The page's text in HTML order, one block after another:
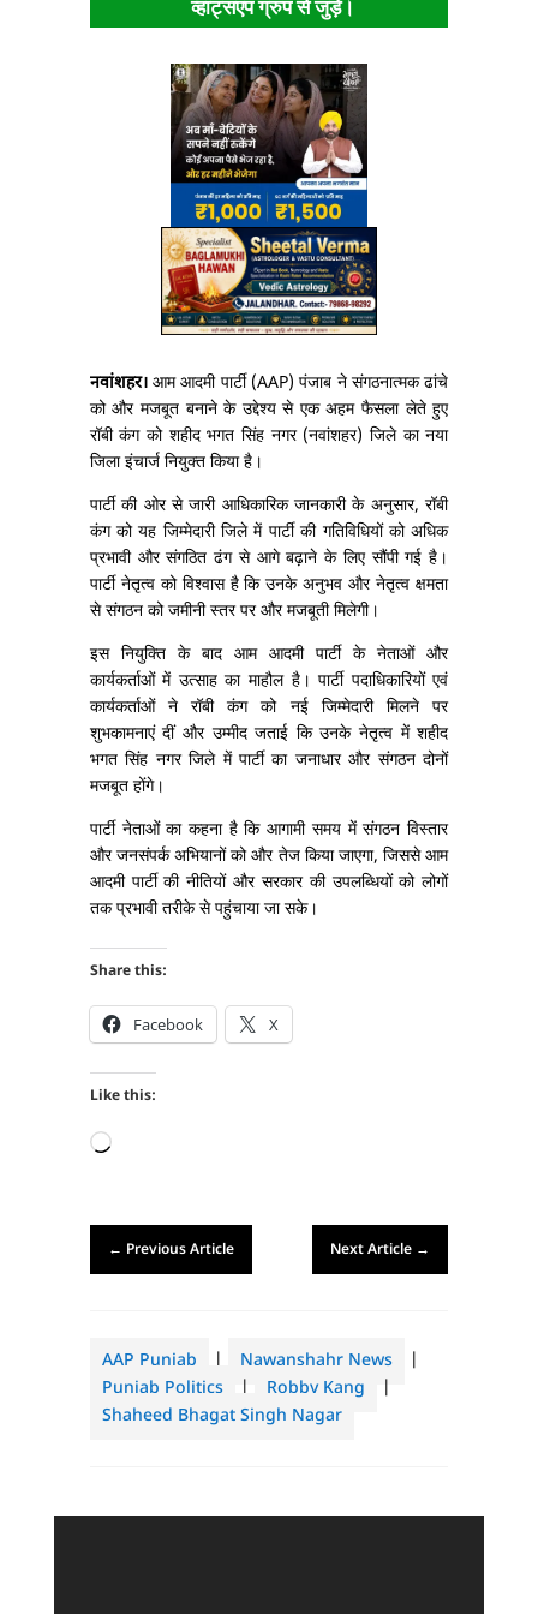
व्हाट्सएप ग्रुप से जुड़ें।
नवांशहर।आम आदमी पार्टी (AAP) पंजाब ने संगठनात्मक ढांचे
को और मजबूत बनाने के उद्देश्य से एक अहम फैसला लेते हुए
रॉबी कंग को शहीद भगत सिंह नगर (नवांशहर) जिले का नया
जिला इंचार्ज नियुक्त किया है।
पार्टी की ओर से जारी आधिकारिक जानकारी के अनुसार, रॉबी
कंग को यह जिम्मेदारी जिले में पार्टी की गतिविधियों को अधिक
प्रभावी और संगठित ढंग से आगे बढ़ाने के लिए सौंपी गई है।
पार्टी नेतृत्व को विश्वास है कि उनके अनुभव और नेतृत्व क्षमता
से संगठन को जमीनी स्तर पर और मजबूती मिलेगी।
इस नियुक्ति के बाद आम आदमी पार्टी के नेताओं और
कार्यकर्ताओं में उत्साह का माहौल है। पार्टी पदाधिकारियों एवं
कार्यकर्ताओं ने रॉबी कंग को नई जिम्मेदारी मिलने पर
शुभकामनाएं दीं और उम्मीद जताई कि उनके नेतृत्व में शहीद
भगत सिंह नगर जिले में पार्टी का जनाधार और संगठन दोनों
मजबूत होंगे।
पार्टी नेताओं का कहना है कि आगामी समय में संगठन विस्तार
और जनसंपर्क अभियानों को और तेज किया जाएगा, जिससे आम
आदमी पार्टी की नीतियों और सरकार की उपलब्धियों को लोगों
तक प्रभावी तरीके से पहुंचाया जा सके।
Share this:
Facebook X
Like this:
Loading…
← Previous Article Next Article →
AAP Punjab | Nawanshahr News
Punjab Politics
| Robby Kang
Shaheed Bhagat Singh Nagar